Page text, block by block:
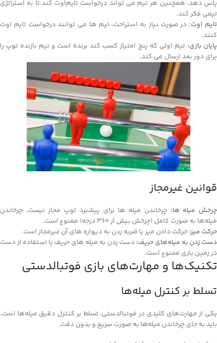
پاس دهد. همچنین هر تیم می‌ تواند درخواست تایم‌اوت کند تا به استراتژی
تیمی فکر کند.
تایم اوت: در صورت نیاز به استراحت، تیم‌ ها می‌ توانند درخواست تایم اوت
کنند.
پایان بازی: تیم اولی که پنج امتیاز کسب کند برنده است و تیم بازنده توپ را
برای دور بعد ارسال می‌ کند.
قوانین غیرمجاز
چرخش میله‌ ها: چرخاندن میله‌ ها برای پیشبرد توپ مجاز نیست. چرخاندن
میله‌ها به صورت کامل (چرخش بیش از 360 درجه) ممنوع است.
حرکت میز:حرکت دادن میز یا ضربه زدن به دیواره‌ های آن غیرمجاز است.
دست زدن به میله‌های حریف:دست زدن به میله‌ های حریف یا استفاده از دست
در زمین بازی ممنوع است.
تکنیک‌ها و مهارت‌های بازی فوتبالدستی
تسلط بر کنترل میله‌ها
یکی از مهارت‌های کلیدی در فوتبالدستی، تسلط بر کنترل دقیق میله‌ها است.
باید به جای چرخاندن میله‌ها به صورت سریع و بدون دقت،